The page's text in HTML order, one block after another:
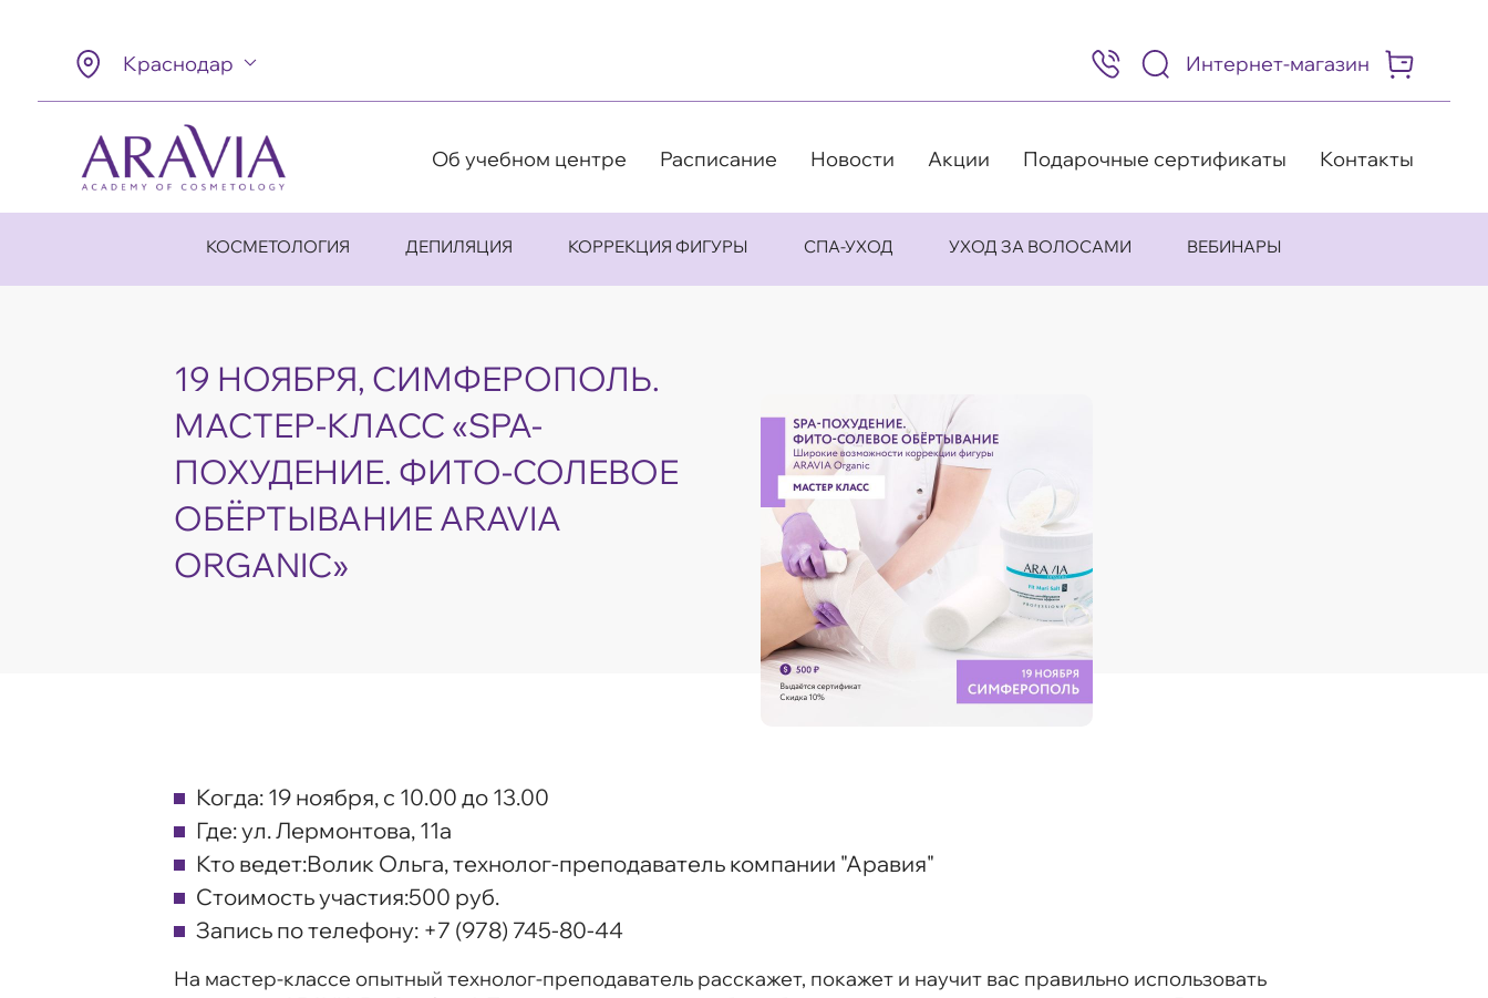
Краснодар
8
(495)
505-
98
Интернет-магазин
Об учебном центре Расписание Новости Акции Подарочные сертификаты Контакты
КОСМЕТОЛОГИЯ ДЕПИЛЯЦИЯ КОРРЕКЦИЯ ФИГУРЫ СПА-УХОД УХОД ЗА ВОЛОСАМИ ВЕБИНАРЫ
19 НОЯБРЯ, СИМФЕРОПОЛЬ.
МАСТЕР-КЛАСС «SPA-
ПОХУДЕНИЕ. ФИТО-СОЛЕВОЕ
ОБЁРТЫВАНИЕ ARAVIA
ORGANIC»
Когда: 19 ноября, с 10.00 до 13.00
Где:ул. Лермонтова, 11а
Кто ведет:Волик Ольга, технолог-преподаватель компании "Аравия"
Стоимость участия:500 руб.
Запись по телефону: +7 (978) 745-80-44
На мастер-классе опытный технолог-преподаватель расскажет, покажет и научит вас правильно использовать